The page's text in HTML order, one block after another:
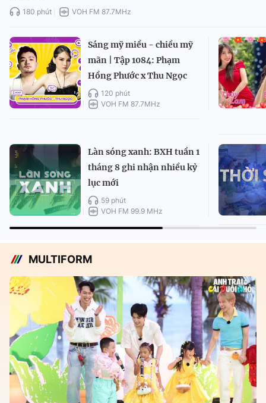
180 phút VOH FM 87.7MHz
Sáng mỹ miều - chiều mỹ
mãn | Tập 1084: Phạm
Hồng Phước x Thu Ngọc
120 phút
VOH FM 87.7MHz
Làn sóng xanh: BXH tuần 1
tháng 8 ghi nhận nhiều kỷ
lục mới
59 phút
VOH FM 99.9 MHz
MULTIFORM